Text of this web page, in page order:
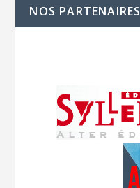
NOS PARTENAIRES